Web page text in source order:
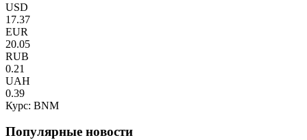
USD
17.37
EUR
20.05
RUB
0.21
UAH
0.39
Курс: BNM
Популярные новости